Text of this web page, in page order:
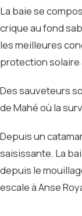
La baie se
crique au fond
les meilleures
protection solaire
Des sauveteurs
de Mahé où la
Depuis un
saisissante. La
depuis le
escale à Anse